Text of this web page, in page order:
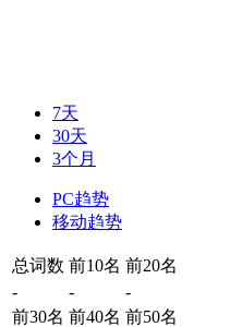
7天
30天
3个月
PC趋势
移动趋势
总词数 前10名 前20名
-
-
-
前30名 前40名 前50名